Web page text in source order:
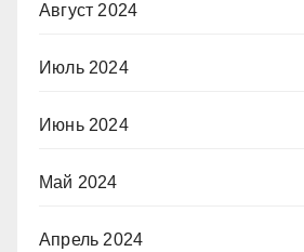
Август 2024
Июль 2024
Июнь 2024
Май 2024
Апрель 2024